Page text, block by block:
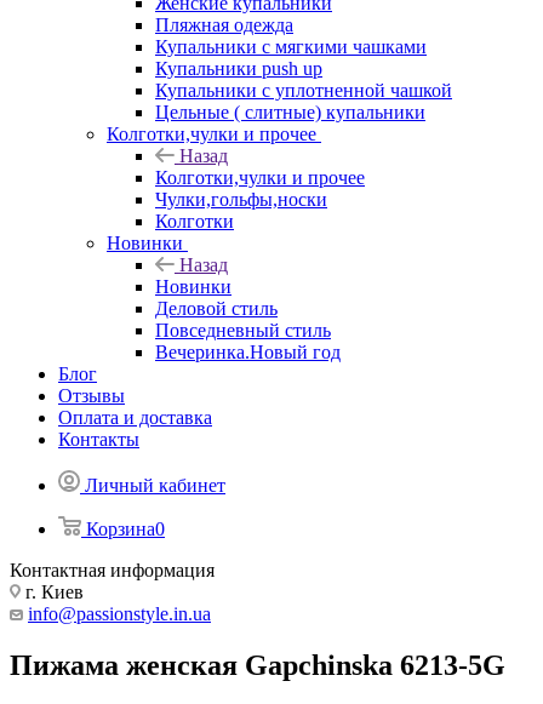
Пляжная одежда
Купальники с мягкими чашками
Купальники push up
Купальники с уплотненной чашкой
Цельные ( слитные) купальники
Колготки,чулки и прочее
Назад
Колготки,чулки и прочее
Чулки,гольфы,носки
Колготки
Новинки
Назад
Новинки
Деловой стиль
Повседневный стиль
Вечеринка.Новый год
Блог
Отзывы
Оплата и доставка
Контакты
Личный кабинет
Корзина0
Контактная информация
г. Киев
info@passionstyle.in.ua
Пижама женская Gapchinska 6213-5G